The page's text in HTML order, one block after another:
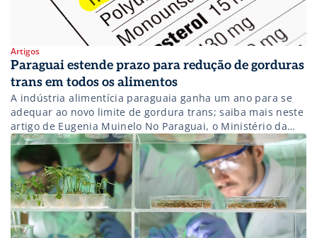
Artigos
Paraguai estende prazo para redução de gorduras
trans em todos os alimentos
A indústria alimentícia paraguaia ganha um ano para se
adequar ao novo limite de gordura trans; saiba mais neste
artigo de Eugenia Muinelo No Paraguai, o Ministério da
Saúde Pública e Assistência Social, através do Instituto
Nacional de Alimentação e Nutrição (INAN), emitiu uma
Resolução que prorroga o prazo de entrada em vigor para
a […]